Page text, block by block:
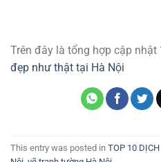
Trên đây là tổng hợp cập nhật
đẹp như thật tại Hà Nội
This entry was posted in TOP 10 DỊCH